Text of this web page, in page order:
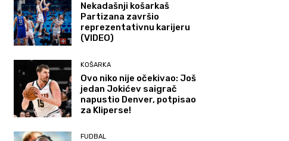
Nekadašnji košarkaš
Partizana završio
reprezentativnu karijeru
(VIDEO)
KOŠARKA
Ovo niko nije očekivao: Još
jedan Jokićev saigrač
napustio Denver, potpisao
za Kliperse!
FUDBAL